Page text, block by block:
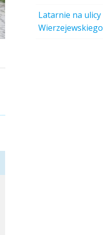
Latarnie na ulicy
Wierzejewskiego